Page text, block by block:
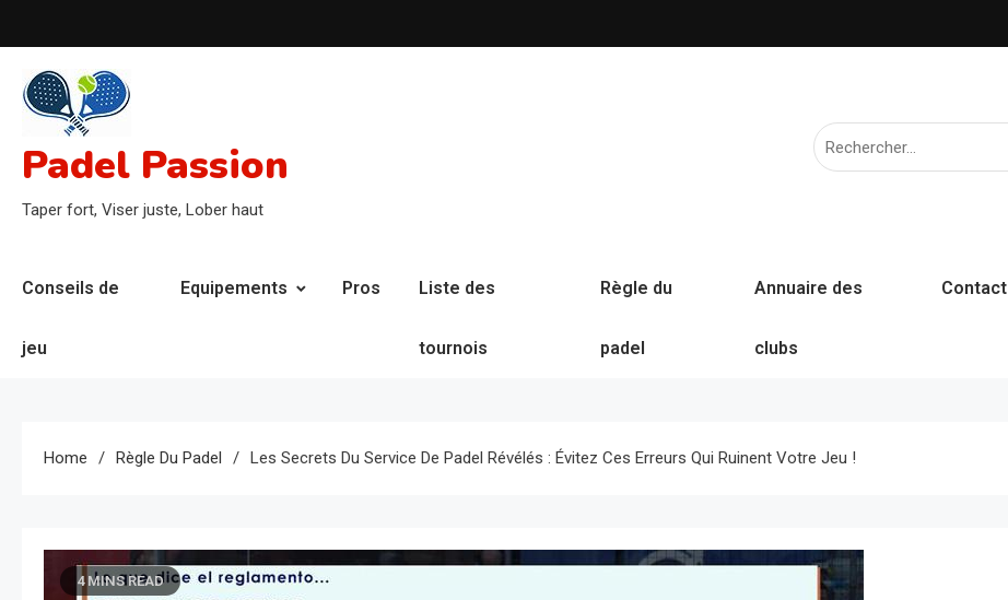
to
content
Padel Passion
Taper fort, Viser juste, Lober haut
Conseils de
jeu
Equipements Pros Liste des
tournois
Règle du
padel
Annuaire des
clubs
Contact
Home Règle Du Padel Les Secrets Du Service De Padel Révélés : Évitez Ces Erreurs Qui Ruinent Votre Jeu !
4 MINS READ